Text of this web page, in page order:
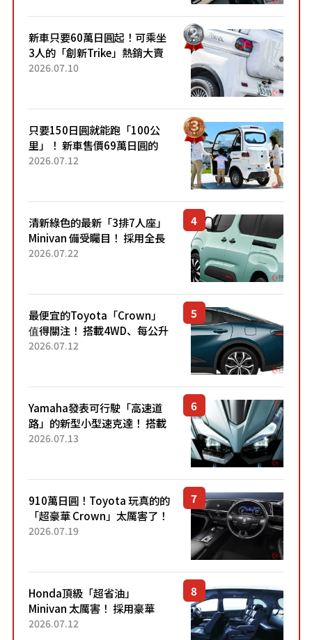
新車只要60萬日圓起！可乘坐
3人的「創新Trike」熱銷大賣
成為人氣車款！「養車成本真
2026.07.10
只要150日圓就能跑「100公
里」！ 新車售價69萬日圓的
「3人座」Trike大受歡迎！ 順
2026.07.12
清新綠色的最新「3排7人座」
Minivan 備受矚目！ 採用全長
4.7公尺剛剛好的車身尺寸與
2026.07.22
最便宜的Toyota「Crown」
值得關注！ 搭載4WD、每公升
22.4公里低油耗表現超亮眼！
2026.07.12
Yamaha發表可行駛「高速道
路」的新型小型速克達！ 搭載
能享受超強勁「渦輪感」的動
2026.07.13
910萬日圓！Toyota 玩真的的
「超豪華 Crown」太厲害了！
採用由「匠人技藝」打造的
2026.07.19
Honda頂級「超省油」
Minivan 太厲害！ 採用豪華
「真皮座椅」與專屬「黑色內
2026.07.12